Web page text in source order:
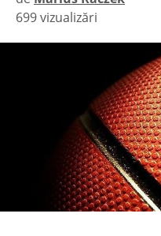
|
699 vizualizări